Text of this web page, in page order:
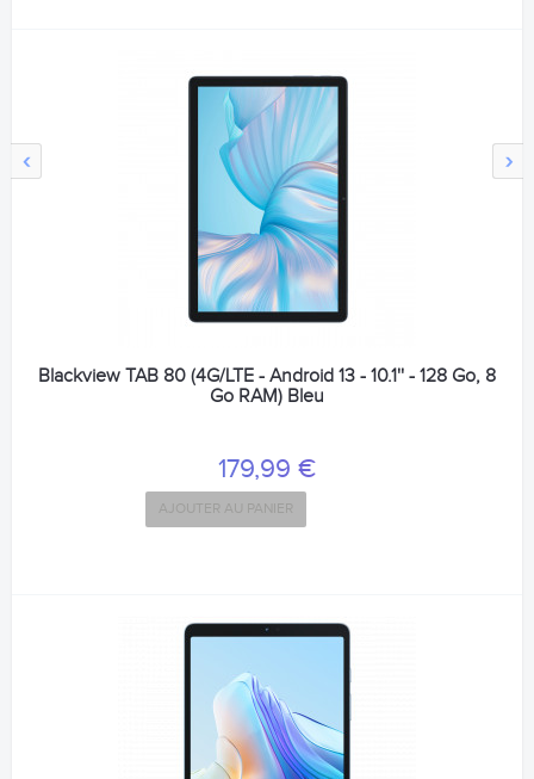
‹ ›
Blackview TAB 80 (4G/LTE - Android 13 - 10.1'' - 128 Go, 8
Go RAM) Bleu
179,99 €
AJOUTER AU PANIER